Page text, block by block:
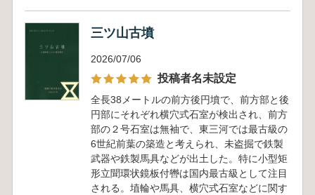
三ツ山古墳
2026/07/06
投稿者名未設定
全長38メートルの前方後円墳で、前方部と後
円部にそれぞれ横穴式石室が検出され、前方
部の２号石室は無袖で、東三河では最古級の
6世紀前葉の築造と考えられ、未盗掘で鉄製
武器や鉄製馬具などが出土した。特に小型矩
形立聞環状鏡板付轡は国内最古級として注目
される。埴輪や馬具、横穴式石室などに関す